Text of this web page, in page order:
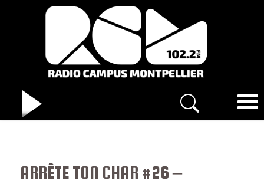
ARRÊTE TON CHAR #26 –